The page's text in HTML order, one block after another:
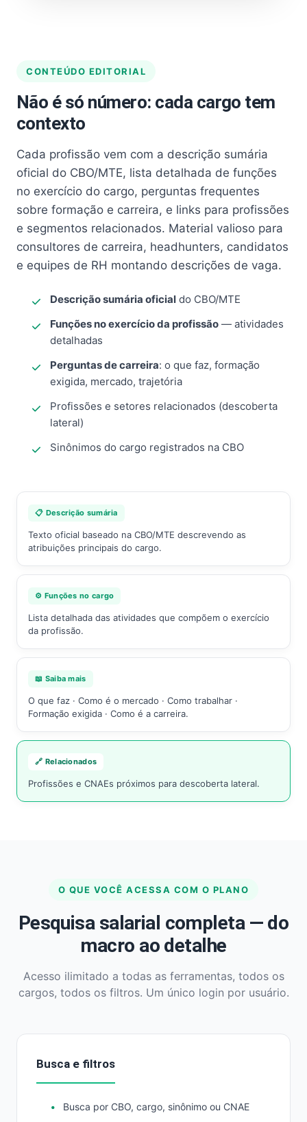
CONTEÚDO EDITORIAL
Não é só número: cada cargo tem
contexto
Cada profissão vem com a descrição sumária
oficial do CBO/MTE, lista detalhada de funções
no exercício do cargo, perguntas frequentes
sobre formação e carreira, e links para profissões
e segmentos relacionados. Material valioso para
consultores de carreira, headhunters, candidatos
e equipes de RH montando descrições de vaga.
Descrição sumária oficial do CBO/MTE
Funções no exercício da profissão — atividades
detalhadas
Perguntas de carreira: o que faz, formação
exigida, mercado, trajetória
Profissões e setores relacionados (descoberta
lateral)
Sinônimos do cargo registrados na CBO
📋 Descrição sumária
Texto oficial baseado na CBO/MTE descrevendo as
atribuições principais do cargo.
⚙️ Funções no cargo
Lista detalhada das atividades que compõem o exercício
da profissão.
📖 Saiba mais
O que faz · Como é o mercado · Como trabalhar ·
Formação exigida · Como é a carreira.
🔗 Relacionados
Profissões e CNAEs próximos para descoberta lateral.
O QUE VOCÊ ACESSA COM O PLANO
Pesquisa salarial completa — do
macro ao detalhe
Acesso ilimitado a todas as ferramentas, todos os
cargos, todos os filtros. Um único login por usuário.
Busca e filtros
Busca por CBO, cargo, sinônimo ou CNAE